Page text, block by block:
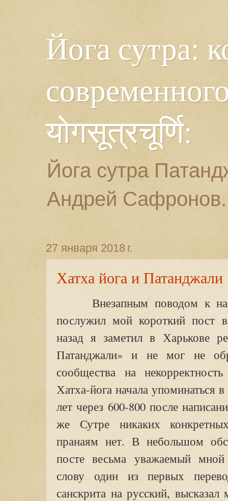
Йога сутра:
योगसूत्रचूर्णि:
Йога сутра
Андрей Сафронов.
27 января 2018 г.
Хатха йога и Патанджали
Внезапным поводом к
послужил мой короткий пост
назад я заметил в Харькове
Патанджали» и не мог не
сообщества на
Хатха-йога начала упоминаться
лет через 600-800 после
же Сутре никаких
пранаям нет. В небольшом
посте весьма уважаемый
слову один из первых
санскрита на русский,